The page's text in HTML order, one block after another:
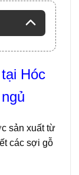
tại Hóc
sản xuất từ
các sợi gỗ